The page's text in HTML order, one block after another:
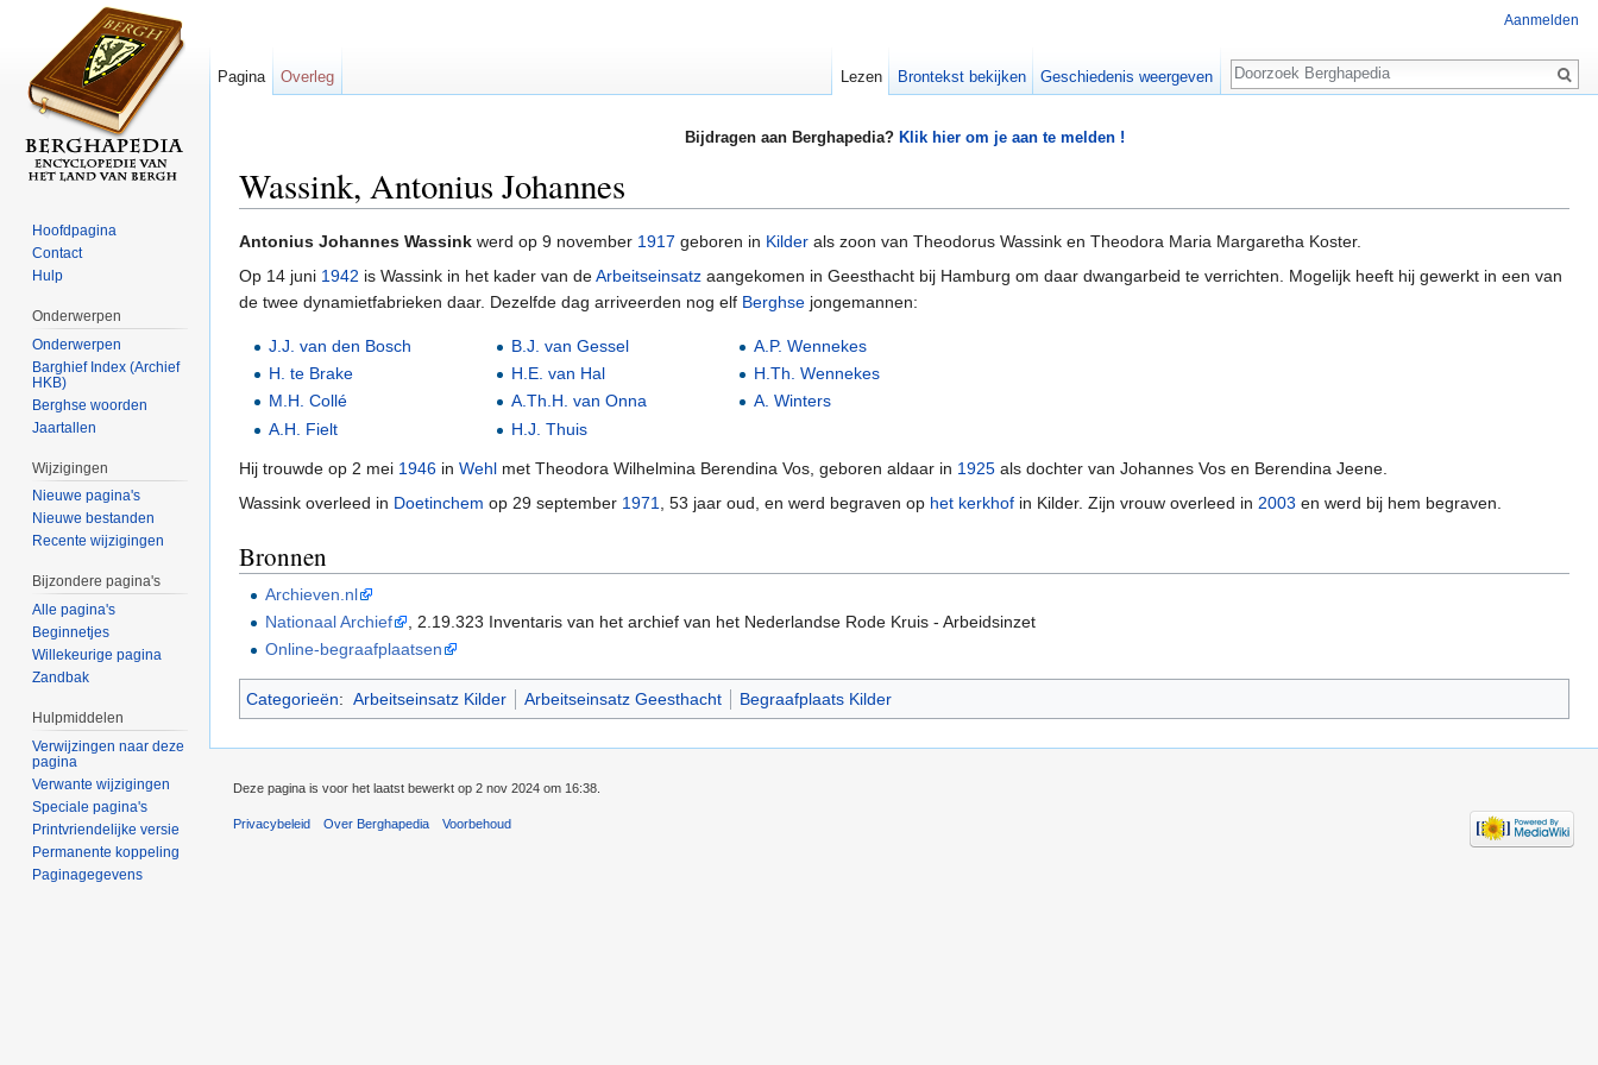
Bijdragen aan Berghapedia? Klik hier om je aan te melden !
Wassink, Antonius Johannes
Antonius Johannes Wassink werd op 9 november 1917 geboren in Kilder als zoon van Theodorus Wassink en Theodora Maria Margaretha Koster.
Op 14 juni 1942 is Wassink in het kader van deArbeitseinsatz aangekomen in Geesthacht bij Hamburg om daar dwangarbeid te verrichten. Mogelijk heeft hij gewerkt in een van
de twee dynamietfabrieken daar. Dezelfde dag arriveerden nog elf Berghse jongemannen:
J.J. van den Bosch
H. te Brake
M.H. Collé
A.H. Fielt
B.J. van Gessel
H.E. van Hal
A.Th.H. van Onna
H.J. Thuis
A.P. Wennekes
H.Th. Wennekes
A. Winters
Hij trouwde op 2 mei 1946 in Wehl met Theodora Wilhelmina Berendina Vos, geboren aldaar in 1925 als dochter van Johannes Vos en Berendina Jeene.
Wassink overleed in Doetinchem op 29 september 1971, 53 jaar oud, en werd begraven op het kerkhof in Kilder. Zijn vrouw overleed in 2003 en werd bij hem begraven.
Bronnen
Archieven.nl
Nationaal Archief
, 2.19.323 Inventaris van het archief van het Nederlandse Rode Kruis - Arbeidsinzet
Online-begraafplaatsen
Categorieën: Arbeitseinsatz Kilder Arbeitseinsatz Geesthacht Begraafplaats Kilder
Aanmelden
Pagina Overleg Lezen Brontekst bekijken Geschiedenis weergeven
Zoeken
Hoofdpagina
Contact
Hulp
Onderwerpen
Onderwerpen
Barghief Index (Archief
HKB)
Berghse woorden
Jaartallen
Wijzigingen
Nieuwe pagina's
Nieuwe bestanden
Recente wijzigingen
Bijzondere pagina's
Alle pagina's
Beginnetjes
Willekeurige pagina
Zandbak
Hulpmiddelen
Verwijzingen naar deze
pagina
Verwante wijzigingen
Speciale pagina's
Printvriendelijke versie
Permanente koppeling
Paginagegevens
Deze pagina is voor het laatst bewerkt op 2 nov 2024 om 16:38.
Privacybeleid Over Berghapedia Voorbehoud